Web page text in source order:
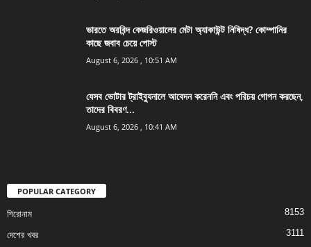
ভারতে অরবিন্দ কেজরিওয়ালের মেটা অ্যাকাউন্ট নিষিদ্ধ? কোম্পানির
কাছে জবাব চেয়ে পোস্ট
August 6, 2026 , 10:51 AM
যেসব ভোটার ট্রাইব্যুনালে আবেদন করেননি এবং পরিচয় গোপন করছেন,
তাদের বিবরণ...
August 6, 2026 , 10:41 AM
POPULAR CATEGORY
শিরোনাম 8153
দেশের খবর 3111